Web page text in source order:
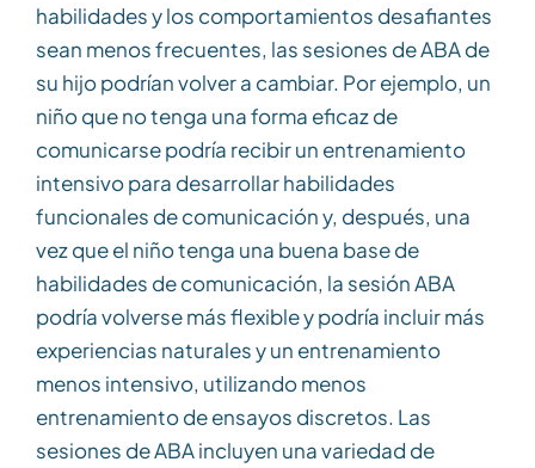
habilidades y los comportamientos desafiantes
sean menos frecuentes, las sesiones de ABA de
su hijo podrían volver a cambiar. Por ejemplo, un
niño que no tenga una forma eficaz de
comunicarse podría recibir un entrenamiento
intensivo para desarrollar habilidades
funcionales de comunicación y, después, una
vez que el niño tenga una buena base de
habilidades de comunicación, la sesión ABA
podría volverse más flexible y podría incluir más
experiencias naturales y un entrenamiento
menos intensivo, utilizando menos
entrenamiento de ensayos discretos. Las
sesiones de ABA incluyen una variedad de